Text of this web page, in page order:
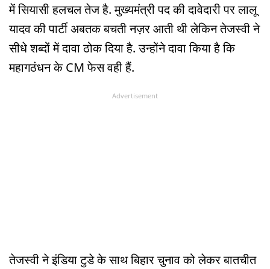
में सियासी हलचल तेज है. मुख्यमंत्री पद की दावेदारी पर लालू
यादव की पार्टी अबतक बचती नज़र आती थी लेकिन तेजस्वी ने
सीधे शब्दों में दावा ठोक दिया है. उन्होंने दावा किया है कि
महागठंधन के CM फेस वही हैं.
Advertisement
तेजस्वी ने इंडिया टुडे के साथ बिहार चुनाव को लेकर बातचीत